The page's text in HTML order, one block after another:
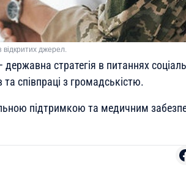
джерел.
стратегія в питаннях
та співпраці з громадськістю.
підтримкою та медичним